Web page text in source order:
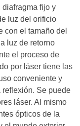
diafragma fijo y
luz del orificio
con el tamaño del
luz de retorno
el proceso de
por láser tiene las
conveniente y
Se puede
láser. Al mismo
ópticos de la